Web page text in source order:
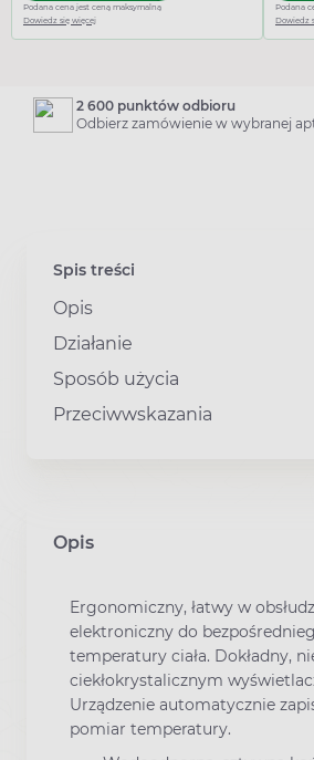
Podana cena jest ceną maksymalną
Dowiedz się więcej
Podana
Dowiedz
2 600 punktów odbioru
Odbierz zamówienie w wybranej
Spis treści
Opis
Działanie
Sposób użycia
Przeciwwskazania
Opis
Ergonomiczny, łatwy w
elektroniczny do
temperatury ciała. Dokładny,
ciekłokrystalicznym
Urządzenie automatycznie
pomiar temperatury.